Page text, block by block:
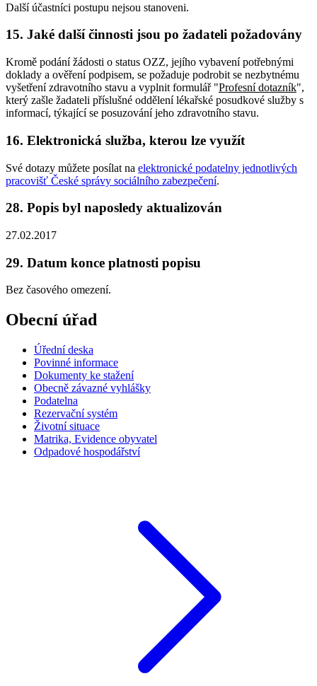
Další účastníci postupu nejsou stanoveni.
15. Jaké další činnosti jsou po žadateli požadovány
Kromě podání žádosti o status OZZ, jejího vybavení potřebnými
doklady a ověření podpisem, se požaduje podrobit se nezbytnému
vyšetření zdravotního stavu a vyplnit formulář "Profesní dotazník",
který zašle žadateli příslušné oddělení lékařské posudkové služby s
informací, týkající se posuzování jeho zdravotního stavu.
16. Elektronická služba, kterou lze využít
Své dotazy můžete posílat na elektronické podatelny jednotlivých
pracovišť České správy sociálního zabezpečení.
28. Popis byl naposledy aktualizován
27.02.2017
29. Datum konce platnosti popisu
Bez časového omezení.
Obecní úřad
Úřední deska
Povinné informace
Dokumenty ke stažení
Obecně závazné vyhlášky
Podatelna
Rezervační systém
Životní situace
Matrika, Evidence obyvatel
Odpadové hospodářství